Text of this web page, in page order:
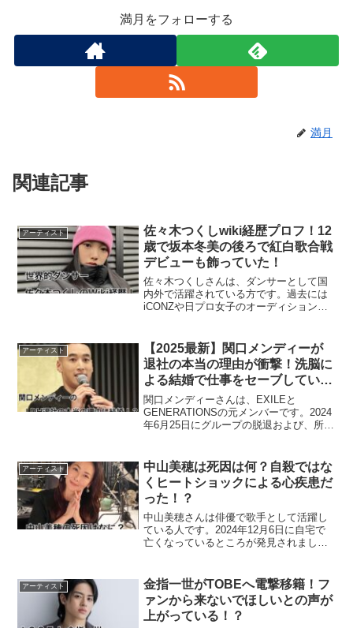
満月をフォローする
満月
関連記事
アーティスト
佐々木つくしwiki経歴プロフ！12
歳で坂本冬美の後ろで紅白歌合戦
デビューも飾っていた！
佐々木つくしさんは、ダンサーとして国
内外で活躍されている方です。過去には
iCONZや日プロ女子のオーディションに
「ViVid」でレッスンを受けています。そ
の「ViVid」が...
アーティスト
【2025最新】関口メンディーが
退社の本当の理由が衝撃！洗脳に
よる結婚で仕事をセーブしてい
た？
関口メンディーさんは、EXILEと
GENERATIONSの元メンバーです。2024
年6月25日にグループの脱退および、所属
SNSでは退社の本当の理由は結婚ではな
いか...
アーティスト
中山美穂は死因は何？自殺ではな
くヒートショックによる心疾患だ
った！？
中山美穂さんは俳優で歌手として活躍し
ている人です。2024年12月6日に自宅で
亡くなっているところが発見されまし
す。今回は、中山美穂さんの死因の背景
について調べてまとめ...
アーティスト
金指一世がTOBEへ電撃移籍！フ
ァンから来ないでほしいとの声が
上がっている！？